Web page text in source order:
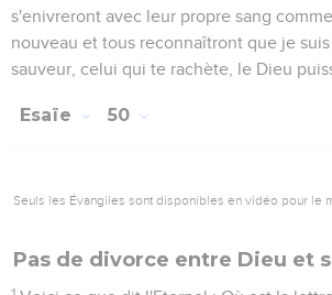
s'enivreront avec leur propre sang
nouveau et tous reconnaîtront que je
sauveur, celui qui te rachète, le Dieu
Esaïe 50
Seuls les Évangiles sont disponibles en vidéo pour le
Pas de divorce entre Dieu et
1